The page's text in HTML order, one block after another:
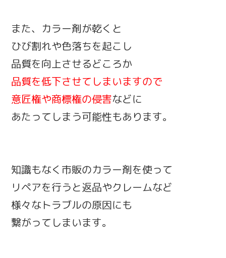
また、カラー剤が乾くと
ひび割れや色落ちを起こし
品質を向上させるどころか
品質を低下させてしまいますので
意匠権や商標権の侵害などに
あたってしまう可能性もあります。
知識もなく市販のカラー剤を使って
リペアを行うと返品やクレームなど
様々なトラブルの原因にも
繋がってしまいます。